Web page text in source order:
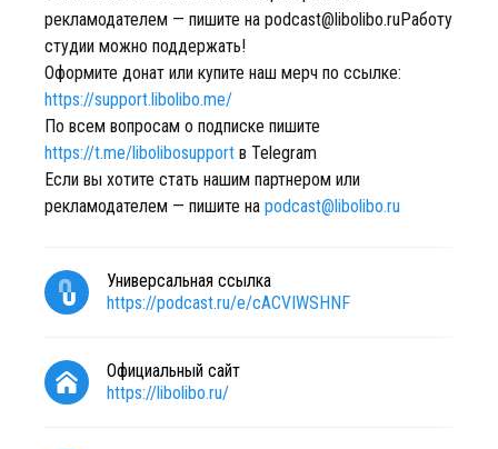
рекламодателем — пишите на podcast@libolibo.ruРаботу
студии можно поддержать!
Оформите донат или купите наш мерч по ссылке:
https://support.libolibo.me/
По всем вопросам о подписке пишите
https://t.me/libolibosupport в Telegram
Если вы хотите стать нашим партнером или
рекламодателем — пишите на podcast@libolibo.ru
Универсальная ссылка
https://podcast.ru/e/cACVIWSHNF
Официальный сайт
https://libolibo.ru/